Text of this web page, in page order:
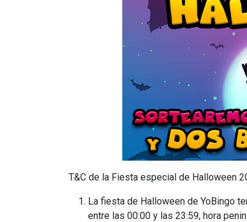
T&C de la Fiesta especial de Halloween
La fiesta de Halloween de YoBingo
entre las 00:00 y las 23:59, hora